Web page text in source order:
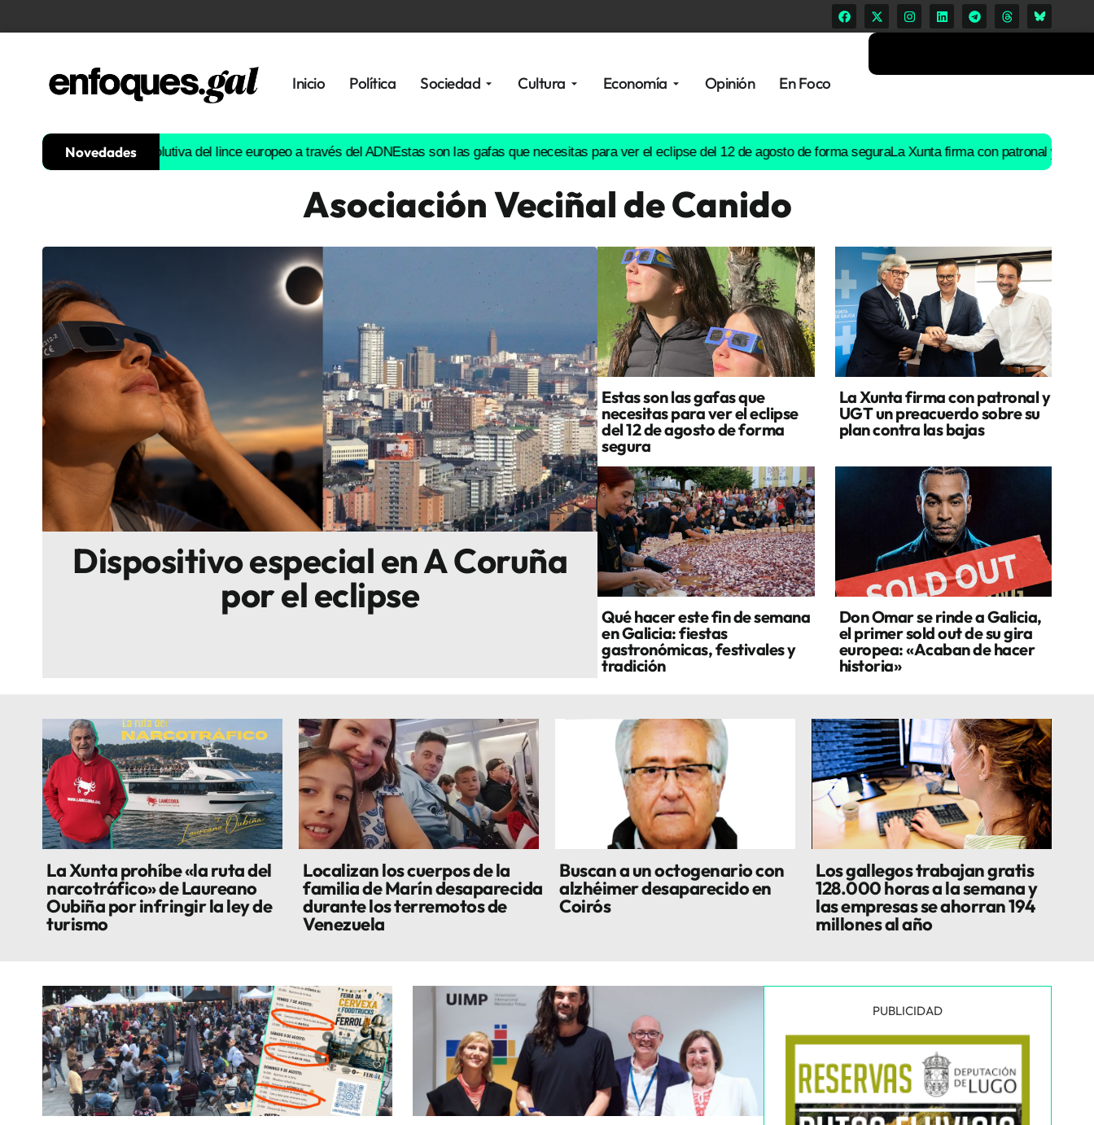
Inicio Política Sociedad Cultura Economía Opinión En Foco
Histórica
Gastronomía
Escenarios
Novedades
la historia evolutiva del lince europeo a través del ADNEstas son las gafas que necesitas para ver el eclipse del 12 de agosto de forma seguraLa Xunta firma con patronal y UGT un
Asociación Veciñal de Canido
Dispositivo especial en A Coruña
por el eclipse
Estas son las gafas que
necesitas para ver el eclipse
del 12 de agosto de forma
segura
La Xunta firma con patronal y
UGT un preacuerdo sobre su
plan contra las bajas
Qué hacer este fin de semana
en Galicia: fiestas
gastronómicas, festivales y
tradición
Don Omar se rinde a Galicia,
el primer sold out de su gira
europea: «Acaban de hacer
historia»
La Xunta prohíbe «la ruta del
narcotráfico» de Laureano
Oubiña por infringir la ley de
turismo
Localizan los cuerpos de la
familia de Marín desaparecida
durante los terremotos de
Venezuela
Buscan a un octogenario con
alzhéimer desaparecido en
Coirós
Los gallegos trabajan gratis
128.000 horas a la semana y
las empresas se ahorran 194
millones al año
PUBLICIDAD